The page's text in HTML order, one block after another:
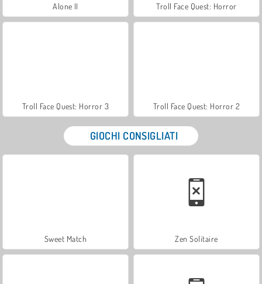
Alone II Troll Face Quest: Horror
Troll Face Quest: Horror 3 Troll Face Quest: Horror 2
GIOCHI CONSIGLIATI
Sweet Match Zen Solitaire